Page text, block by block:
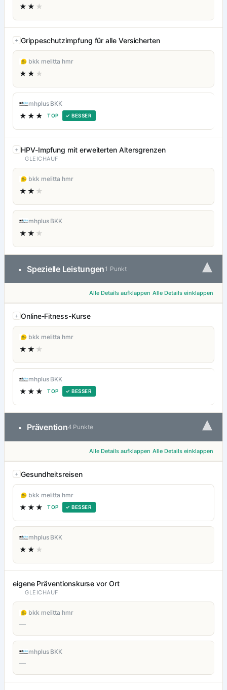
★★ ★
Grippeschutzimpfung für alle Versicherten
bkk melitta hmr
★★ ★
mhplus BKK
★★★ TOP ✓ BESSER
HPV-Impfung mit erweiterten Altersgrenzen
GLEICHAUF
bkk melitta hmr
★★ ★
mhplus BKK
★★ ★
• Spezielle Leistungen 1 Punkt ▾
Alle Details aufklappen Alle Details einklappen
Online-Fitness-Kurse
bkk melitta hmr
★★ ★
mhplus BKK
★★★ TOP ✓ BESSER
• Prävention4 Punkte ▾
Alle Details aufklappen Alle Details einklappen
Gesundheitsreisen
bkk melitta hmr
★★★ TOP ✓ BESSER
mhplus BKK
★★ ★
eigene Präventionskurse vor Ort
GLEICHAUF
bkk melitta hmr
—
mhplus BKK
—